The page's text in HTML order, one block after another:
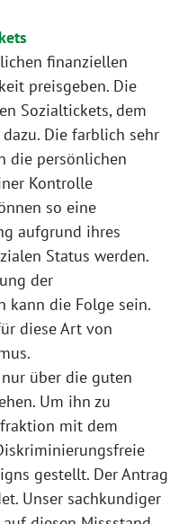
finanziellen
preisgeben. Die
Sozialtickets, dem
Die farblich sehr
die persönlichen
Kontrolle
so eine
aufgrund ihres
Status werden.
der
kann die Folge sein.
diese Art von
über die guten
Um ihn zu
mit dem
gestellt. Der Antrag
Unser sachkundiger